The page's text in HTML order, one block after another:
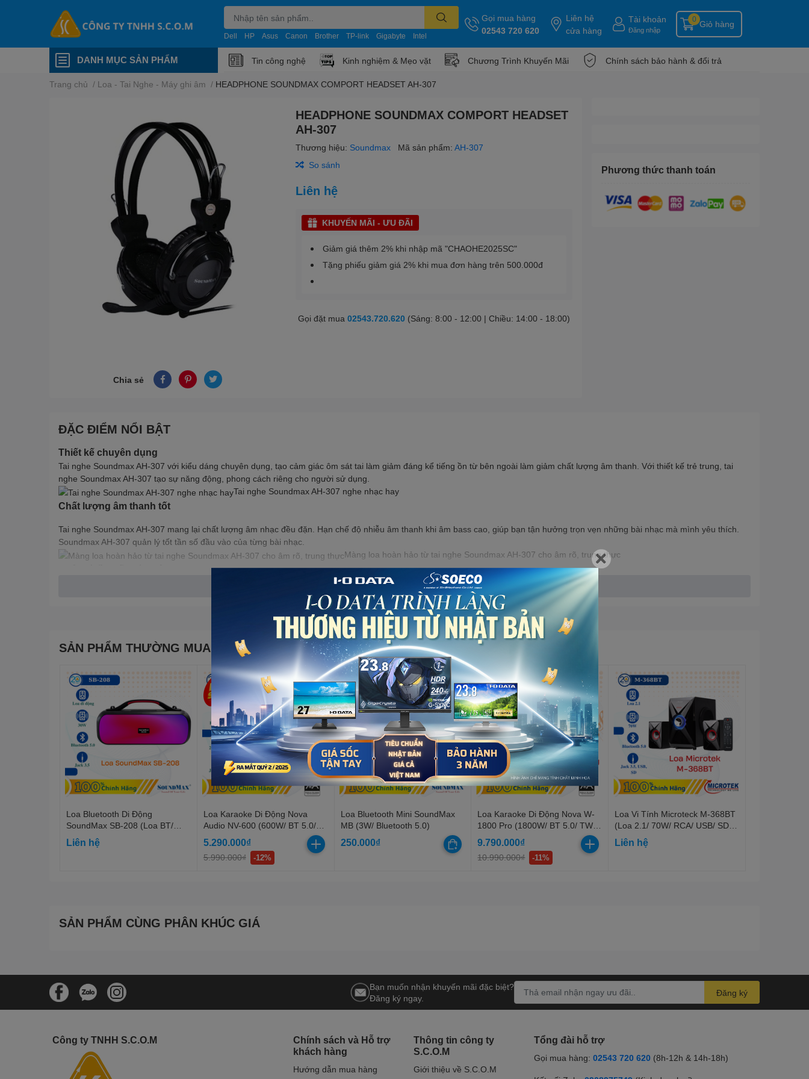
Dell HP Asus Canon Brother TP-link Gigabyte Intel
Gọi mua hàng
02543 720 620
Liên hệ
cửa hàng
Tài khoản
Đăng nhập
Giỏ hàng
0
DANH MỤC SẢN PHẨM Tin công nghệ Kinh nghiệm & Mẹo vặt Chương Trình Khuyến Mãi Chính sách bảo hành & đổi trả
Trang chủ / Loa - Tai Nghe - Máy ghi âm / HEADPHONE SOUNDMAX COMPORT HEADSET AH-307
Chia sẻ
HEADPHONE SOUNDMAX COMPORT HEADSET
AH-307
Thương hiệu: Soundmax Mã sản phẩm:AH-307
So sánh
Liên hệ
KHUYẾN MÃI - ƯU ĐÃI
Giảm giá thêm 2% khi nhập mã "CHAOHE2025SC"
Tặng phiếu giảm giá 2% khi mua đơn hàng trên 500.000đ
Gọi đặt mua02543.720.620 (Sáng: 8:00 - 12:00 | Chiều: 14:00 - 18:00)
Phương thức thanh toán
ĐẶC ĐIỂM NỔI BẬT
Thiết kế chuyên dụng
Tai nghe Soundmax AH-307 với kiểu dáng chuyên dụng, tạo cảm giác ôm sát tai làm giảm đáng kể tiếng ồn từ bên ngoài làm giảm chất lượng âm thanh. Với thiết kế trẻ trung, tai
nghe Soundmax AH-307 tạo sự năng động, phong cách riêng cho người sử dụng.
Tai nghe Soundmax AH-307 nghe nhạc hay
Chất lượng âm thanh tốt
Tai nghe Soundmax AH-307 mang lại chất lượng âm nhạc đều đặn. Hạn chế độ nhiễu âm thanh khi âm bass cao, giúp bạn tận hưởng trọn vẹn những bài nhạc mà mình yêu thích.
Soundmax AH-307 quản lý tốt tần số đầu vào của từng bài nhạc.
Màng loa hoàn hảo từ tai nghe Soundmax AH-307 cho âm rõ, trung thực
Nhờ việc quản lý tần số đầu vào tốt, tai nghe Soundmax AH-307 mang lại sự hoàn hảo cho từng nốt nhạc của bài hát. Độ trầm, bổng, bass, và treble được điều chỉnh chuyên nghiệp,
Tai nghe Soundmax AH-307 kết nối với thiết bị cho âm thanh đầu vào bằng jack cắm 3.5mm. Jack cắm tiêu chuẩn, cho việc tích hợp sử dụng với các thiết bị điện tử khác nhau như
điện thoại di động, máy nghe nhạc, máy vi tính v.v.
Jack cắm tai nghe Soundmax AH-307 tiêu chuẩn 3.5 mm
Kiểu: Chụp tai (Loop Phone)
Sensitvity: 97dB/10mW/1mm
Loa phone: 1.5" - 32Ω x 2
Tần số đáp ứng: 20Hz-20Khz
Chuẩn kết nối: 3.5mm jack
Điều chỉnh âm lượng chính
Xem thêm
SẢN PHẨM THƯỜNG MUA CÙNG
Loa Bluetooth Di Động
SoundMax SB-208 (Loa BT/
30W/ BT/ Đen)
Liên hệ
Loa Karaoke Di Động Nova
Audio NV-600 (600W/ BT 5.0/
Micro UHF/ TF/ USB)
5.290.000₫
5.990.000₫ -12%
Loa Bluetooth Mini SoundMax
MB (3W/ Bluetooth 5.0)
250.000₫
Loa Karaoke Di Động Nova W-
1800 Pro (1800W/ BT 5.0/ TWS/
Micro UHF/ USB/ SD)
9.790.000₫
10.990.000₫ -11%
Loa Vi Tính Microteck M-368BT
(Loa 2.1/ 70W/ RCA/ USB/ SD/
BT/ Đen)
Liên hệ
SẢN PHẨM CÙNG PHÂN KHÚC GIÁ
Bạn muốn nhận khuyến mãi đặc biệt?
Đăng ký ngay.
Đăng ký
Công ty TNHH S.C.O.M
Chính sách và Hỗ trợ
khách hàng
Hướng dẫn mua hàng
Thông tin công ty
S.C.O.M
Giới thiệu về S.C.O.M
Tổng đài hỗ trợ
Gọi mua hàng: 02543 720 620 (8h-12h & 14h-18h)